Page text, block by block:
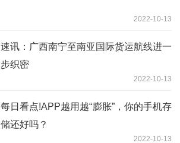
2022-10-13
速讯：广西南宁至南亚国际货运航线进一
步织密
2022-10-13
每日看点!APP越用越“膨胀”，你的手机存
储还好吗？
2022-10-13